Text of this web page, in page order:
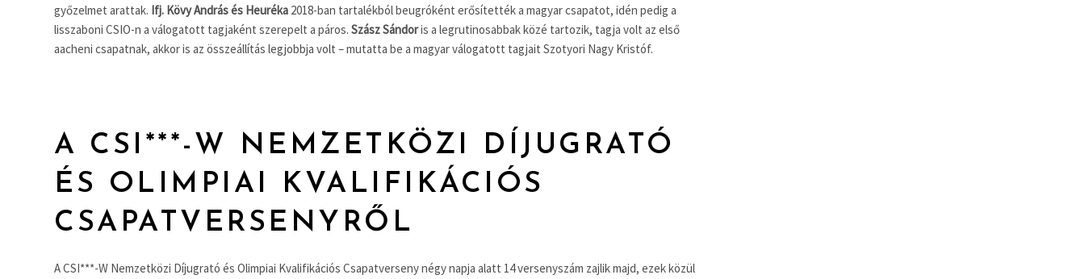
győzelmet arattak. Ifj. Kövy András és Heuréka 2018-ban tartalékból beugróként erősítették a magyar csapatot, idén pedig a
lisszaboni CSIO-n a válogatott tagjaként szerepelt a páros. Szász Sándoris a legrutinosabbak közé tartozik, tagja volt az első
aacheni csapatnak, akkor is az összeállítás legjobbja volt – mutatta be a magyar válogatott tagjait Szotyori Nagy Kristóf.
A CSI***-W NEMZETKÖZI DÍJUGRATÓ
ÉS OLIMPIAI KVALIFIKÁCIÓS
CSAPATVERSENYRŐL
A CSI***-W Nemzetközi Díjugrató és Olimpiai Kvalifikációs Csapatverseny négy napja alatt 14 versenyszám zajlik majd, ezek közül